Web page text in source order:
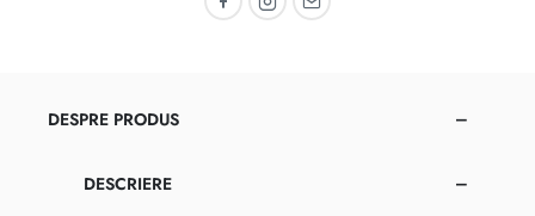
Recomandă pe Facebook
Recomandă pe Instagram
Recomandă prin email
DESPRE PRODUS
DESCRIERE